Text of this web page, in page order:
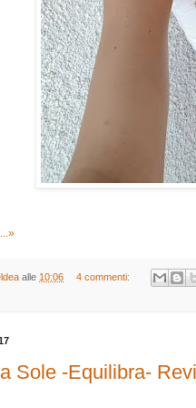
alle 10:06 4 commenti:
Sole -Equilibra-